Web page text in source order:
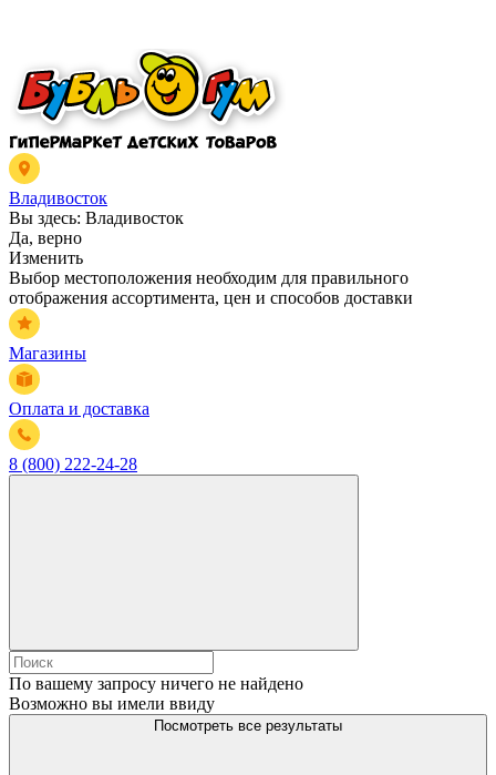
Владивосток
Вы здесь: Владивосток
Да, верно
Изменить
Выбор местоположения необходим для правильного
отображения ассортимента, цен и способов доставки
Магазины
Оплата и доставка
8 (800) 222-24-28
По вашему запросу ничего не найдено
Возможно вы имели ввиду
Посмотреть все результаты